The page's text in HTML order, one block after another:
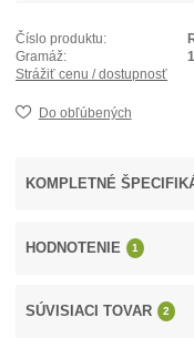
Číslo produktu:
Gramáž:
Strážiť cenu / dostupnosť
Do obľúbených
KOMPLETNÉ
HODNOTENIE 1
SÚVISIACI TOVAR 2